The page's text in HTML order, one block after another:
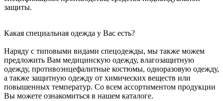
защиты.
Какая специальная одежда у Вас есть?
Наряду с типовыми видами спецодежды, мы также можем
предложить Вам медицинскую одежду, влагозащитную
одежду, противоэнцефалитные костюмы, одноразовую одежду,
а также защитную одежду от химических веществ или
повышенных температур. Со всем ассортиментом продукции
Вы можете ознакомиться в нашем каталоге.